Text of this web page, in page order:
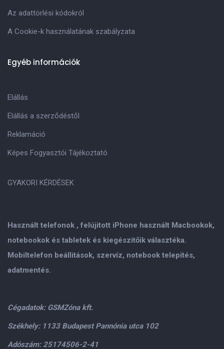
Használt telefonok , felújitott iPhone használt Macbookok,
notebookok és tabletek és kiegészitőik választéka.
Mobiltelefon beállitások, szervíz, notebook telepités,
adatmentés.
Cégadatok: GSMZóna kft.
Székhely: 1133 Budapest Pannónia utca 102
Adószám: 25174506-2-41
Az adattörlési kódokról
A Cookie-k használatának szabályzata
Egyéb információk
Elállás
Elállás a szerződéstől
Reklamáció
Képes Fogyasztói Tájékoztató
GYAKORI KÉRDÉSEK